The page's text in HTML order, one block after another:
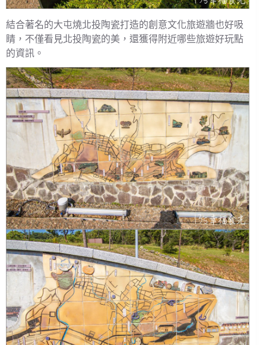
結合著名的大屯燒北投陶瓷打造的創意文化旅遊牆也好吸
睛，不僅看見北投陶瓷的美，還獲得附近哪些旅遊好玩點
的資訊。